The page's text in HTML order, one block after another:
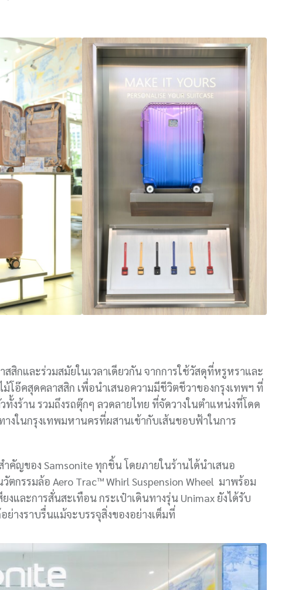
กและร่วมสมัยในเวลาเดียวกัน จากการใช้วัสดุที่หรูหราและ
โอ๊คสุดคลาสสิก เพื่อนำเสนอความมีชีวิตชีวาของกรุงเทพฯ ที่
งร้าน รวมถึงรถตุ๊กๆ ลวดลายไทย ที่จัดวางในตำแหน่งที่โดด
งในกรุงเทพมหานครที่ผสานเข้ากับเส้นขอบฟ้าในการ
ญของ Samsonite ทุกชิ้น โดยภายในร้านได้นำเสนอ
กรรมล้อ Aero Trac™ Whirl Suspension Wheel มาพร้อม
และการสั่นสะเทือน กระเป๋าเดินทางรุ่น Unimax ยังได้รับ
างราบรื่นแม้จะบรรจุสิ่งของอย่างเต็มที่